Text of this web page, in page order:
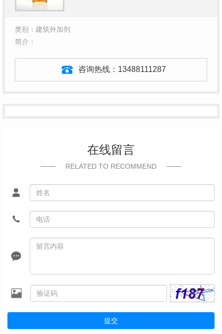
类别：建筑外加剂
简介：
咨询热线： 13488111287
在线留言
RELATED TO RECOMMEND
提交